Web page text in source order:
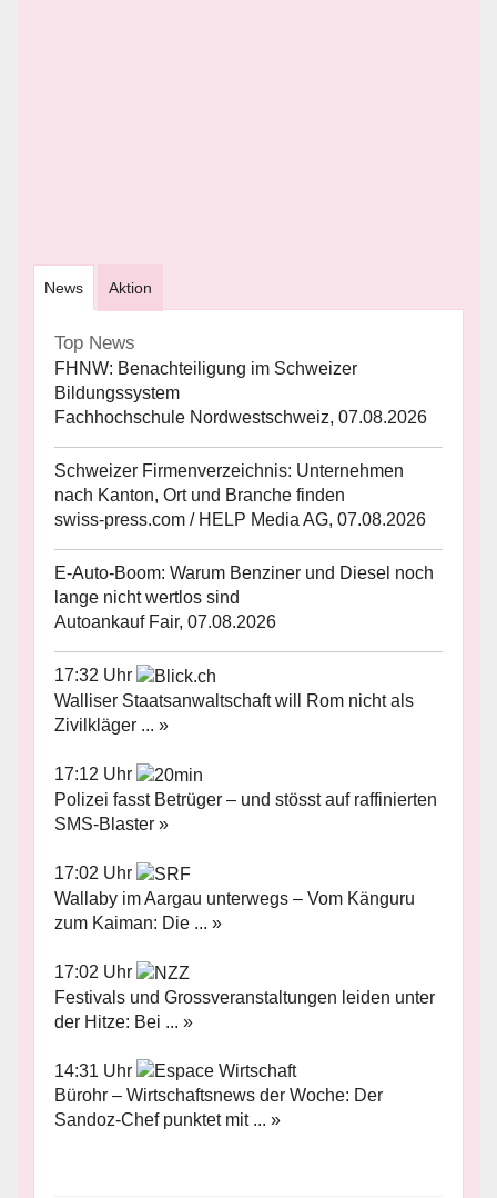
News Aktion
Top News
FHNW: Benachteiligung im Schweizer
Bildungssystem
Fachhochschule Nordwestschweiz, 07.08.2026
Schweizer Firmenverzeichnis: Unternehmen
nach Kanton, Ort und Branche finden
swiss-press.com / HELP Media AG, 07.08.2026
E-Auto-Boom: Warum Benziner und Diesel noch
lange nicht wertlos sind
Autoankauf Fair, 07.08.2026
17:32 Uhr
Walliser Staatsanwaltschaft will Rom nicht als
Zivilkläger ... »
17:12 Uhr
Polizei fasst Betrüger – und stösst auf raffinierten
SMS-Blaster »
17:02 Uhr
Wallaby im Aargau unterwegs – Vom Känguru
zum Kaiman: Die ... »
17:02 Uhr
Festivals und Grossveranstaltungen leiden unter
der Hitze: Bei ... »
14:31 Uhr
Bürohr – Wirtschaftsnews der Woche: Der
Sandoz-Chef punktet mit ... »